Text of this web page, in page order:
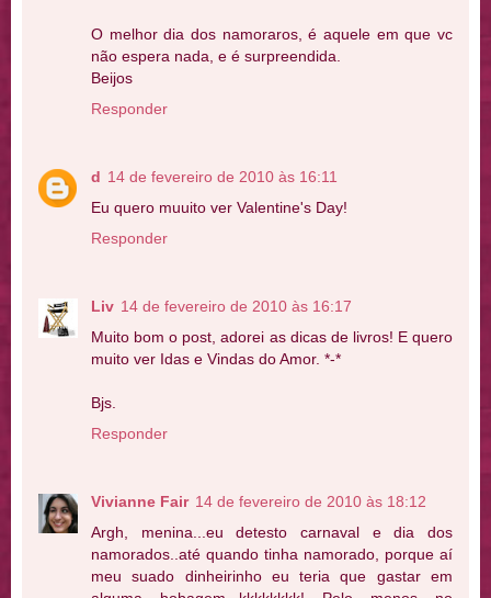
O melhor dia dos namoraros, é aquele em que vc
não espera nada, e é surpreendida.
Beijos
Responder
d 14 de fevereiro de 2010 às 16:11
Eu quero muuito ver Valentine's Day!
Responder
Liv 14 de fevereiro de 2010 às 16:17
Muito bom o post, adorei as dicas de livros! E quero
muito ver Idas e Vindas do Amor. *-*
Bjs.
Responder
Vivianne Fair 14 de fevereiro de 2010 às 18:12
Argh, menina...eu detesto carnaval e dia dos
namorados..até quando tinha namorado, porque aí
meu suado dinheirinho eu teria que gastar em